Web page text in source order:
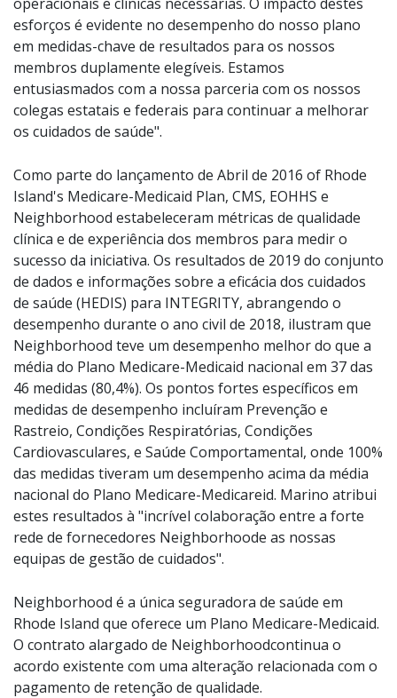
esforços é evidente no desempenho do nosso plano
em medidas-chave de resultados para os nossos
membros duplamente elegíveis. Estamos
entusiasmados com a nossa parceria com os nossos
colegas estatais e federais para continuar a melhorar
os cuidados de saúde".
Como parte do lançamento de Abril de 2016 of Rhode
Island's Medicare-Medicaid Plan, CMS, EOHHS e
Neighborhood estabeleceram métricas de qualidade
clínica e de experiência dos membros para medir o
sucesso da iniciativa. Os resultados de 2019 do conjunto
de dados e informações sobre a eficácia dos cuidados
de saúde (HEDIS) para INTEGRITY, abrangendo o
desempenho durante o ano civil de 2018, ilustram que
Neighborhood teve um desempenho melhor do que a
média do Plano Medicare-Medicaid nacional em 37 das
46 medidas (80,4%). Os pontos fortes específicos em
medidas de desempenho incluíram Prevenção e
Rastreio, Condições Respiratórias, Condições
Cardiovasculares, e Saúde Comportamental, onde 100%
das medidas tiveram um desempenho acima da média
nacional do Plano Medicare-Medicareid. Marino atribui
estes resultados à "incrível colaboração entre a forte
rede de fornecedores Neighborhoode as nossas
equipas de gestão de cuidados".
Neighborhood é a única seguradora de saúde em
Rhode Island que oferece um Plano Medicare-Medicaid.
O contrato alargado de Neighborhoodcontinua o
acordo existente com uma alteração relacionada com o
pagamento de retenção de qualidade.